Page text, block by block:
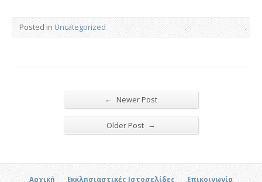
Posted in Uncategorized
← Newer Post
Older Post →
Αρχική Εκκλησιαστικές Ιστοσελίδες Επικοινωνία